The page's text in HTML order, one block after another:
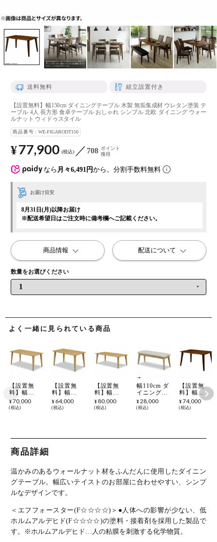
よく一緒に見られている商品
【設置無
料】幅
150cm ダイ
ニングテー
ブル 4人 長
方形 食卓テ
ーブル おし
ル ナチュラ
ル 北欧 ダ
イニング ウ
イル
¥ 70,000
税込
【設置無
料】幅
135cm ダイ
ニングテー
ブル 4人 長
ル ナチュラ
ル 北欧 ダ
イニング ウ
イル
¥ 64,000
税込
【設置無
料】幅
170cm ダイ
ニングテー
ブル 6人 長
ル ナチュラ
ル 北欧 ダ
イニング ウ
¥ 80,000
税込
幅110cm ダ
イニングベ
ンチ 木製
無垢 オーク
いす ダイニ
ォールナッ
ト ウィドゥ
スタイル
¥ 28,000
税込
【設置無
料】幅
135cm ダイ
ニングテー
4人 長方形
欧 ダイニン
グ ウォール
ナット ウィ
¥74,000
税込
商品詳細
温かみのあるウォールナット材をふんだんに使用したダイニン
グテーブル。 幅広いテイストのお部屋に合わせやすい、シンプ
ルなデザインです。
＜エフフォースター(F☆☆☆☆)＞ ●人体への影響が少ない、低
ホルムアルデヒド(F☆☆☆☆)の塗料・接着剤を採用した製品で
す。
※ホルムアルデヒド…人の粘膜を刺激する化学物質。
送料無料 組立設置付き
【設置無料】幅150cm ダイニングテーブル 木製 無垢集成材 ウレタン塗装 テ
ーブル 4人 長方形 食卓テーブル おしゃれ シンプル 北欧 ダイニング ウォー
ルナット ウィドゥスタイル
商品番号 WE-FIGARODT150
なら 月々6,491円から。分割手数料無料
¥77,900 税込 708 ポイント
獲得
お届け目安
8月31日(月)以降お届け
※配送希望日はご注文時に備考欄へご記載ください。
商品情報 配送について